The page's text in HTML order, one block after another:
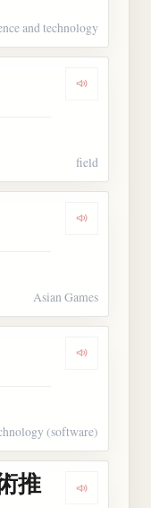
and technology
Dengarkan
field
Dengarkan
Asian Games
Dengarkan
(software)
推